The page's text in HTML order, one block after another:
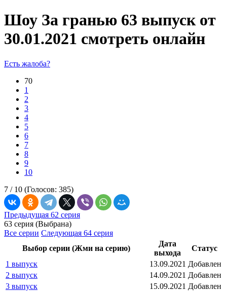
Шоу За гранью 63 выпуск от
30.01.2021 смотреть онлайн
Есть жалоба?
70
1
2
3
4
5
6
7
8
9
10
7 / 10 (Голосов: 385)
Предыдущая 62 серия
63 серия (Выбрана)
Все серии Следующая 64 серия
Выбор серии (Жми на серию)
Дата
выхода
Статус
1 выпуск
13.09.2021 Добавлен
2 выпуск
14.09.2021 Добавлен
3 выпуск
15.09.2021 Добавлен